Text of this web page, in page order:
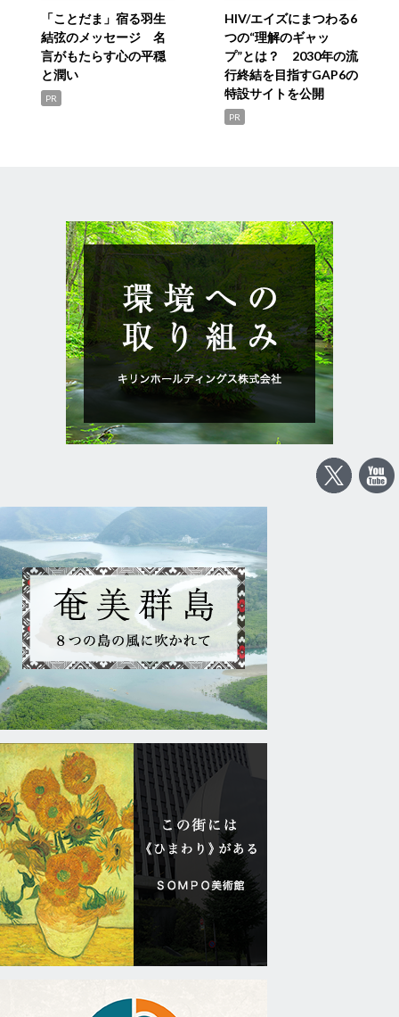
「ことだま」宿る羽生
結弦のメッセージ 名
言がもたらす心の平穏
と潤い
PR
HIV/エイズにまつわる6
つの“理解のギャッ
プ”とは？ 2030年の流
行終結を目指すGAP6の
特設サイトを公開
PR